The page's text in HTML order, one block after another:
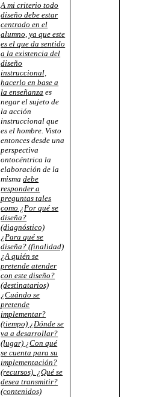
A mi criterio todo
diseño debe estar
centrado en el
alumno, ya que este
es el que da sentido
a la existencia del
diseño
instruccional,
hacerlo en base a
la enseñanza es
negar el sujeto de
la acción
instruccional que
es el hombre. Visto
entonces desde una
perspectiva
ontocéntrica la
elaboración de la
mismadebe
responder a
preguntas tales
como ¿Por qué se
diseña?
(diagnóstico)
¿Para qué se
diseña? (finalidad)
¿A quién se
pretende atender
con este diseño?
(destinatarios)
¿Cuándo se
pretende
implementar?
(tiempo) ¿Dónde se
va a desarrollar?
(lugar) ¿Con qué
se cuenta para su
implementación?
(recursos). ¿Qué se
desea transmitir?
(contenidos)